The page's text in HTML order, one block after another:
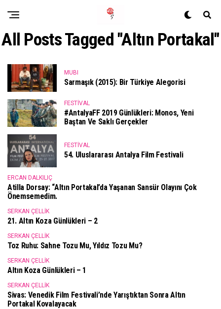
All Posts Tagged "Altın Portakal"
MUBI
Sarmaşık (2015): Bir Türkiye Alegorisi
FESTIVAL
#AntalyaFF 2019 Günlükleri: Monos, Yeni
Baştan Ve Saklı Gerçekler
FESTIVAL
54. Uluslararası Antalya Film Festivali
ERCAN DALKILIÇ
Atilla Dorsay: “Altın Portakal’da Yaşanan Sansür Olayını Çok
Önemsemedim.
SERKAN ÇELLIK
21. Altın Koza Günlükleri – 2
SERKAN ÇELLIK
Toz Ruhu: Sahne Tozu Mu, Yıldız Tozu Mu?
SERKAN ÇELLIK
Altın Koza Günlükleri – 1
SERKAN ÇELLIK
Sivas: Venedik Film Festivali’nde Yarıştıktan Sonra Altın
Portakal Kovalayacak